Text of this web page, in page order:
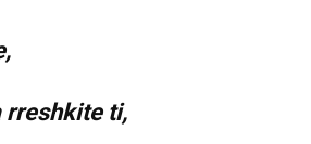
rreshkite ti,